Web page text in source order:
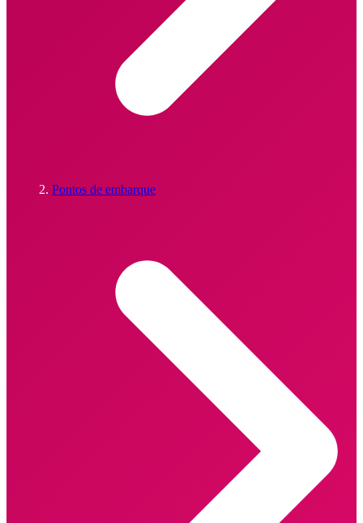
Pontos de embarque